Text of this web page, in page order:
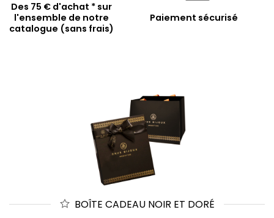
Des 75 € d'achat * sur
l'ensemble de notre
catalogue (sans frais)
Paiement sécurisé
BOÎTE CADEAU NOIR ET DORÉ